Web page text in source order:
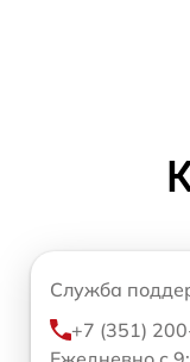
Служба
+7 (351)